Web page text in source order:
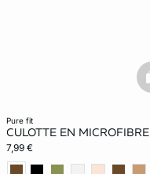
pure fit
CULOTTE EN MICROFIBRE
7,99 €